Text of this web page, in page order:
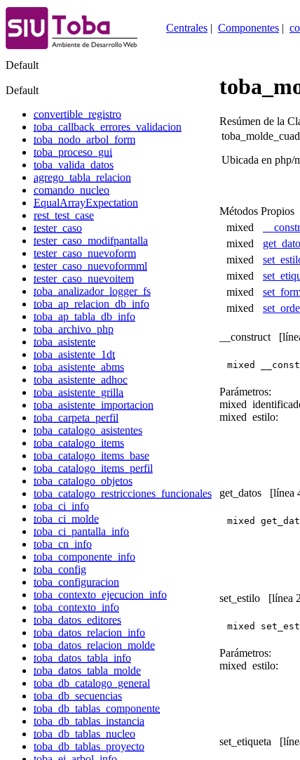
Centrales | Componentes |
Default
Default
convertible_registro
toba_callback_errores_validacion
toba_nodo_arbol_form
toba_proceso_gui
toba_valida_datos
agrego_tabla_relacion
comando_nucleo
EqualArrayExpectation
rest_test_case
tester_caso
tester_caso_modifpantalla
tester_caso_nuevoform
tester_caso_nuevoformml
tester_caso_nuevoitem
toba_analizador_logger_fs
toba_ap_relacion_db_info
toba_ap_tabla_db_info
toba_archivo_php
toba_asistente
toba_asistente_1dt
toba_asistente_abms
toba_asistente_adhoc
toba_asistente_grilla
toba_asistente_importacion
toba_carpeta_perfil
toba_catalogo_asistentes
toba_catalogo_items
toba_catalogo_items_base
toba_catalogo_items_perfil
toba_catalogo_objetos
toba_catalogo_restricciones_funcionales
toba_ci_info
toba_ci_molde
toba_ci_pantalla_info
toba_cn_info
toba_componente_info
toba_config
toba_configuracion
toba_contexto_ejecucion_info
toba_contexto_info
toba_datos_editores
toba_datos_relacion_info
toba_datos_relacion_molde
toba_datos_tabla_info
toba_datos_tabla_molde
toba_db_catalogo_general
toba_db_secuencias
toba_db_tablas_componente
toba_db_tablas_instancia
toba_db_tablas_nucleo
toba_db_tablas_proyecto
Resúmen de la
Ubicada en php/
Métodos Propios
mixed
mixed
mixed
mixed
mixed
mixed
__construct
mixed
Parámetros:
mixed
mixed estilo:
get_datos [línea
mixed
set_estilo [línea
mixed
Parámetros:
mixed estilo:
set_etiqueta